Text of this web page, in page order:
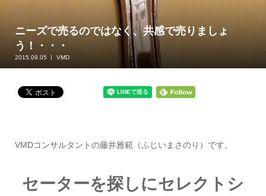
ニーズで売るのではなく、共感で売りましょ
う！・・・
2015.09.05 VMD
VMDコンサルタントの藤井雅範（ふじいまさのり）です。
セーターを探しにセレクトシ